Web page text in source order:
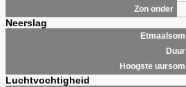
Zon onder
Neerslag
Etmaalsom
Duur
Hoogste uursom
Luchtvochtigheid